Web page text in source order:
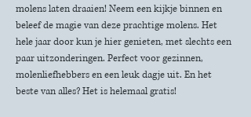
molens laten draaien! Neem een kijkje binnen en
beleef de magie van deze prachtige molens. Het
hele jaar door kun je hier genieten, met slechts een
paar uitzonderingen. Perfect voor gezinnen,
molenliefhebbers en een leuk dagje uit. En het
beste van alles? Het is helemaal gratis!